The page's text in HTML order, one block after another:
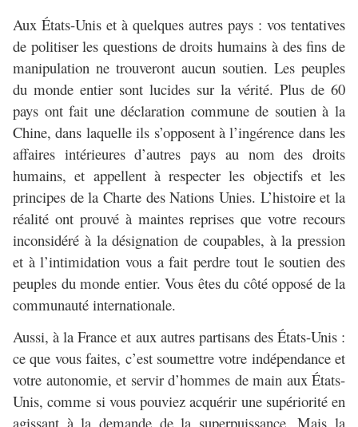
Aux États-Unis et à quelques autres pays : vos tentatives
de politiser les questions de droits humains à des fins de
manipulation ne trouveront aucun soutien. Les peuples
du monde entier sont lucides sur la vérité. Plus de 60
pays ont fait une déclaration commune de soutien à la
Chine, dans laquelle ils s’opposent à l’ingérence dans les
affaires intérieures d’autres pays au nom des droits
humains, et appellent à respecter les objectifs et les
principes de la Charte des Nations Unies. L’histoire et la
réalité ont prouvé à maintes reprises que votre recours
inconsidéré à la désignation de coupables, à la pression
et à l’intimidation vous a fait perdre tout le soutien des
peuples du monde entier. Vous êtes du côté opposé de la
communauté internationale.
Aussi, à la France et aux autres partisans des États-Unis :
ce que vous faites, c’est soumettre votre indépendance et
votre autonomie, et servir d’hommes de main aux États-
Unis, comme si vous pouviez acquérir une supériorité en
agissant à la demande de la superpuissance. Mais la